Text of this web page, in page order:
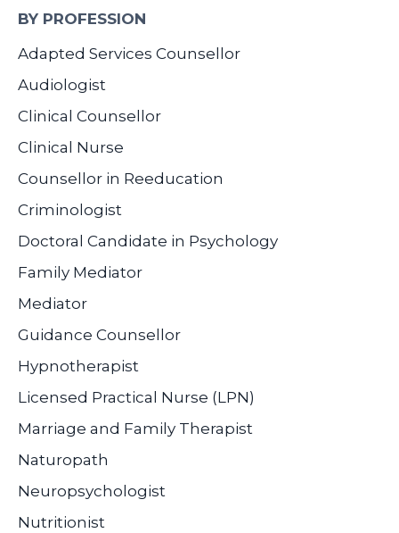
BY PROFESSION
Adapted Services Counsellor
Audiologist
Clinical Counsellor
Clinical Nurse
Counsellor in Reeducation
Criminologist
Doctoral Candidate in Psychology
Family Mediator
Mediator
Guidance Counsellor
Hypnotherapist
Licensed Practical Nurse (LPN)
Marriage and Family Therapist
Naturopath
Neuropsychologist
Nutritionist